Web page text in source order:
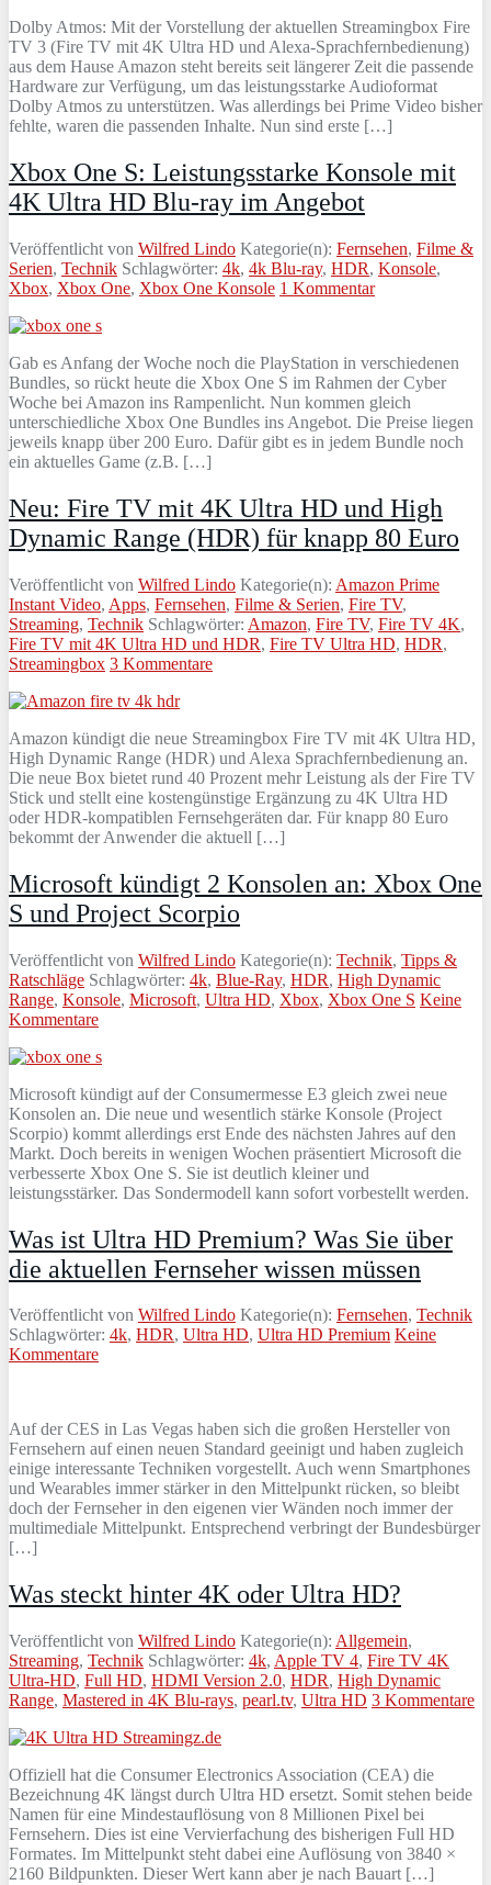
Dolby Atmos: Mit der Vorstellung der aktuellen Streamingbox Fire
TV 3 (Fire TV mit 4K Ultra HD und Alexa-Sprachfernbedienung)
aus dem Hause Amazon steht bereits seit längerer Zeit die passende
Hardware zur Verfügung, um das leistungsstarke Audioformat
Dolby Atmos zu unterstützen. Was allerdings bei Prime Video bisher
fehlte, waren die passenden Inhalte. Nun sind erste […]
Xbox One S: Leistungsstarke Konsole mit
4K Ultra HD Blu-ray im Angebot
Veröffentlicht von Wilfred Lindo Kategorie(n): Fernsehen, Filme &
Serien, Technik Schlagwörter: 4k, 4k Blu-ray, HDR, Konsole,
Xbox, Xbox One, Xbox One Konsole 1 Kommentar
Gab es Anfang der Woche noch die PlayStation in verschiedenen
Bundles, so rückt heute die Xbox One S im Rahmen der Cyber
Woche bei Amazon ins Rampenlicht. Nun kommen gleich
unterschiedliche Xbox One Bundles ins Angebot. Die Preise liegen
jeweils knapp über 200 Euro. Dafür gibt es in jedem Bundle noch
ein aktuelles Game (z.B. […]
Neu: Fire TV mit 4K Ultra HD und High
Dynamic Range (HDR) für knapp 80 Euro
Veröffentlicht von Wilfred Lindo Kategorie(n): Amazon Prime
Instant Video, Apps, Fernsehen, Filme & Serien, Fire TV,
Streaming, Technik Schlagwörter: Amazon, Fire TV, Fire TV 4K,
Fire TV mit 4K Ultra HD und HDR, Fire TV Ultra HD, HDR,
Streamingbox 3 Kommentare
Amazon kündigt die neue Streamingbox Fire TV mit 4K Ultra HD,
High Dynamic Range (HDR) und Alexa Sprachfernbedienung an.
Die neue Box bietet rund 40 Prozent mehr Leistung als der Fire TV
Stick und stellt eine kostengünstige Ergänzung zu 4K Ultra HD
oder HDR-kompatiblen Fernsehgeräten dar. Für knapp 80 Euro
bekommt der Anwender die aktuell […]
Microsoft kündigt 2 Konsolen an: Xbox One
S und Project Scorpio
Veröffentlicht von Wilfred Lindo Kategorie(n): Technik, Tipps &
Ratschläge Schlagwörter: 4k, Blue-Ray, HDR, High Dynamic
Range, Konsole, Microsoft, Ultra HD, Xbox, Xbox One S Keine
Kommentare
Microsoft kündigt auf der Consumermesse E3 gleich zwei neue
Konsolen an. Die neue und wesentlich stärke Konsole (Project
Scorpio) kommt allerdings erst Ende des nächsten Jahres auf den
Markt. Doch bereits in wenigen Wochen präsentiert Microsoft die
verbesserte Xbox One S. Sie ist deutlich kleiner und
leistungsstärker. Das Sondermodell kann sofort vorbestellt werden.
Was ist Ultra HD Premium? Was Sie über
die aktuellen Fernseher wissen müssen
Veröffentlicht von Wilfred Lindo Kategorie(n): Fernsehen, Technik
Schlagwörter: 4k, HDR, Ultra HD, Ultra HD Premium Keine
Kommentare
Auf der CES in Las Vegas haben sich die großen Hersteller von
Fernsehern auf einen neuen Standard geeinigt und haben zugleich
einige interessante Techniken vorgestellt. Auch wenn Smartphones
und Wearables immer stärker in den Mittelpunkt rücken, so bleibt
doch der Fernseher in den eigenen vier Wänden noch immer der
multimediale Mittelpunkt. Entsprechend verbringt der Bundesbürger
[…]
Was steckt hinter 4K oder Ultra HD?
Veröffentlicht von Wilfred Lindo Kategorie(n): Allgemein,
Streaming, Technik Schlagwörter: 4k, Apple TV 4, Fire TV 4K
Ultra-HD, Full HD, HDMI Version 2.0, HDR, High Dynamic
Range, Mastered in 4K Blu-rays, pearl.tv, Ultra HD 3 Kommentare
Offiziell hat die Consumer Electronics Association (CEA) die
Bezeichnung 4K längst durch Ultra HD ersetzt. Somit stehen beide
Namen für eine Mindestauflösung von 8 Millionen Pixel bei
Fernsehern. Dies ist eine Vervierfachung des bisherigen Full HD
Formates. Im Mittelpunkt steht dabei eine Auflösung von 3840 ×
2160 Bildpunkten. Dieser Wert kann aber je nach Bauart […]